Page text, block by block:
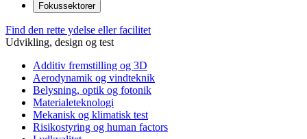
Fokussektorer
Find den rette ydelse eller facilitet
Udvikling, design og test
Additiv fremstilling og 3D
Aerodynamik og vindteknik
Belysning, optik og fotonik
Materialeteknologi
Mekanisk og klimatisk test
Risikostyring og human factors